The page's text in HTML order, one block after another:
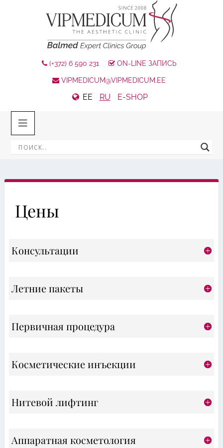
(+372) 6 590 231 ON-LINE ЗАПИСЬ
VIPMEDICUM@VIPMEDICUM.EE
EE RU E-SHOP
Цены
Консультации
Летние пакеты
Первичная процедура
Косметические инъекции
Нитевой лифтинг
Аппаратная косметология